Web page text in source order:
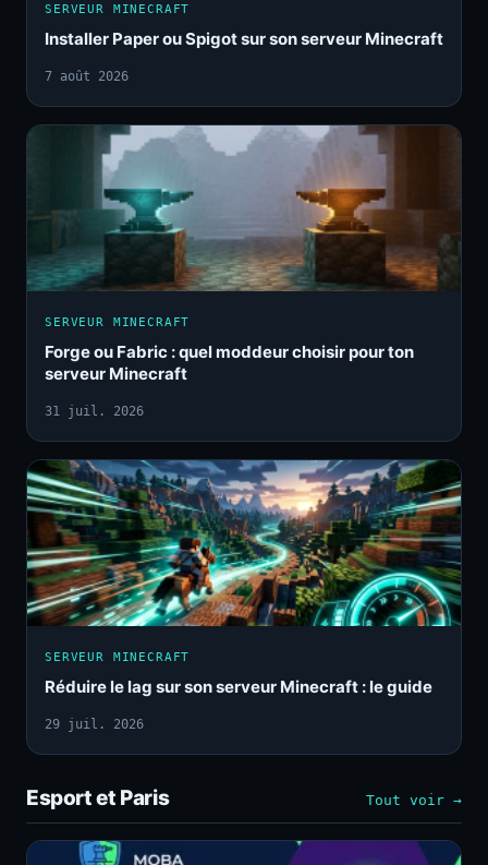
SERVEUR MINECRAFT
Installer Paper ou Spigot sur son serveur Minecraft
7 août 2026
SERVEUR MINECRAFT
Forge ou Fabric : quel moddeur choisir pour ton
serveur Minecraft
31 juil. 2026
SERVEUR MINECRAFT
Réduire le lag sur son serveur Minecraft : le guide
29 juil. 2026
Esport et Paris Tout voir →